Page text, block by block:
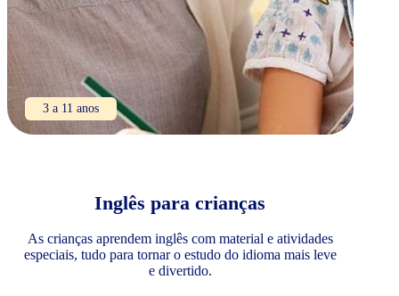
3 a 11 anos
Inglês para crianças
As crianças aprendem inglês com material e atividades
especiais, tudo para tornar o estudo do idioma mais leve
e divertido.